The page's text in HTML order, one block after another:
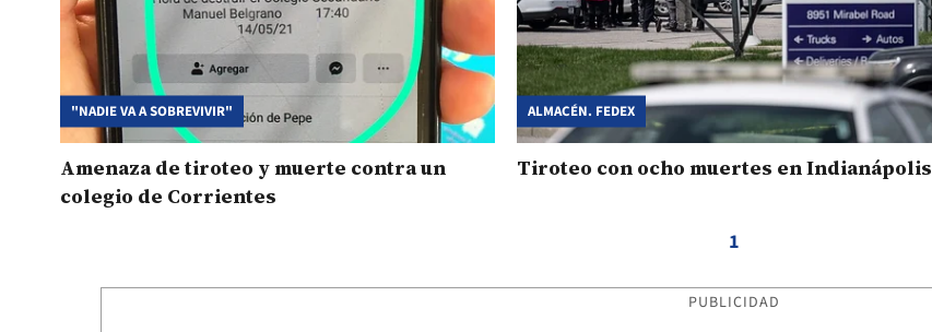
"NADIE VA A SOBREVIVIR"
Amenaza de tiroteo y muerte contra un
colegio de Corrientes
ALMACÉN. FEDEX
Tiroteo con ocho muertes en Indianápolis
1
PUBLICIDAD